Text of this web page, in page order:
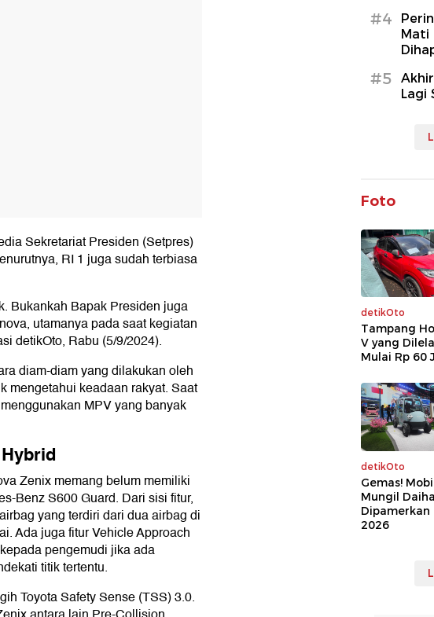
Sekretariat Presiden (Setpres)
RI 1 juga sudah terbiasa
Bukankah Bapak Presiden juga
utamanya pada saat kegiatan
detikOto, Rabu (5/9/2024).
diam-diam yang dilakukan oleh
mengetahui keadaan rakyat. Saat
MPV yang banyak
Zenix memang belum memiliki
Benz S600 Guard. Dari sisi fitur,
yang terdiri dari dua airbag di
Ada juga fitur Vehicle Approach
pengemudi jika ada
titik tertentu.
Toyota Safety Sense (TSS) 3.0.
#4
Mati
#5
Lagi
Foto
detikOto
Tampang
V yang
Mulai Rp 60
detikOto
Gemas!
Mungil
Dipamerkan
2026